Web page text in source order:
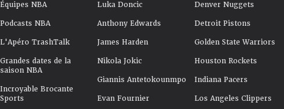
Équipes NBA
Podcasts NBA
L'Apéro TrashTalk
Grandes dates de la
saison NBA
Incroyable Brocante
Sports
Luka Doncic
Anthony Edwards
James Harden
Nikola Jokic
Giannis Antetokounmpo
Evan Fournier
Denver Nuggets
Detroit Pistons
Golden State Warriors
Houston Rockets
Indiana Pacers
Los Angeles Clippers